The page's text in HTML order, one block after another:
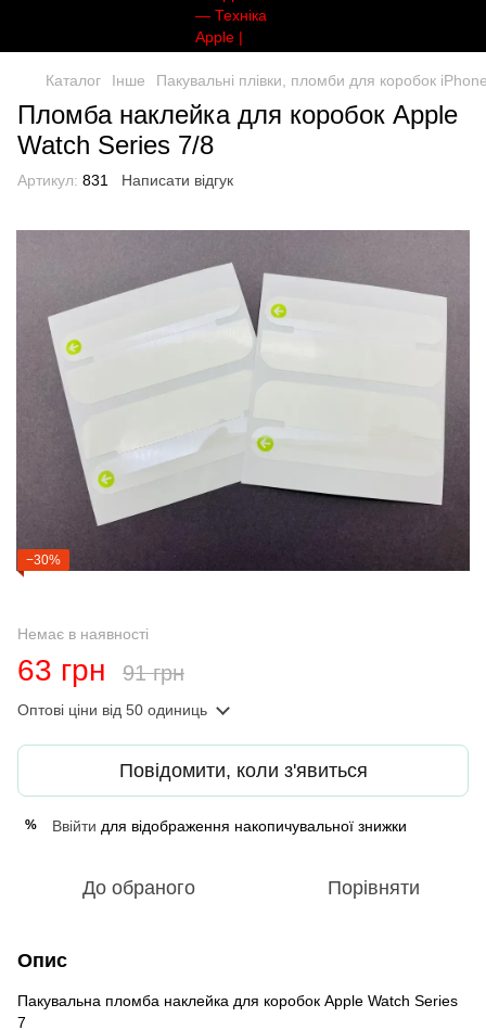
Каталог Інше Пакувальні плівки, пломби для коробок
Пломба наклейка для коробок Apple
Watch Series 7/8
Артикул: 831 Написати відгук
−30%
Немає в наявності
63 грн 91 грн
Оптові ціни від 50 одиниць
Повідомити, коли з'явиться
% Ввійти для відображення накопичувальної знижки
До обраного Порівняти
Опис
Пакувальна пломба наклейка для коробок Apple Watch Series
7